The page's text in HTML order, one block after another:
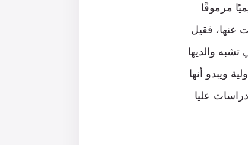
مرموقًا
عنها، فقيل
تشبه والديها
ويبدو أنها
عليا